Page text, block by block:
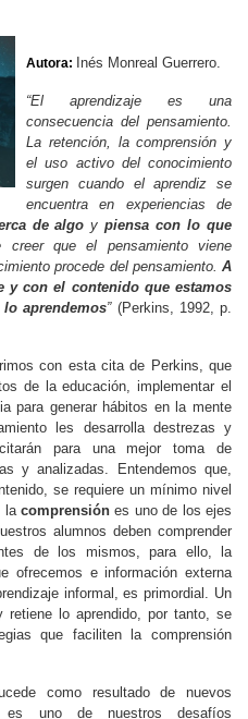
Autora: Inés Monreal Guerrero.
“El aprendizaje es una
consecuencia del pensamiento.
La retención, la comprensión y
el uso activo del conocimiento
surgen cuando el aprendiz se
encuentra en experiencias de
de algo ypiensa con lo que
que el pensamiento viene
procede del pensamiento. A
y con el contenido que estamos
aprendemos” (Perkins, 1992, p.
con esta cita de Perkins, que
de la educación, implementar el
para generar hábitos en la mente
les desarrolla destrezas y
para una mejor toma de
y analizadas. Entendemos que,
se requiere un mínimo nivel
la comprensiónes uno de los ejes
alumnos deben comprender
de los mismos, para ello, la
ofrecemos e información externa
informal, es primordial. Un
retiene lo aprendido, por tanto, se
que faciliten la comprensión
como resultado de nuevos
es uno de nuestros desafíos